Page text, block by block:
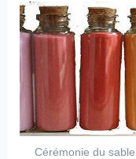
Cérémonie du sable
Ce
produit
a
plusieurs
variations.
Les
options
peuvent
être
choisies
sur